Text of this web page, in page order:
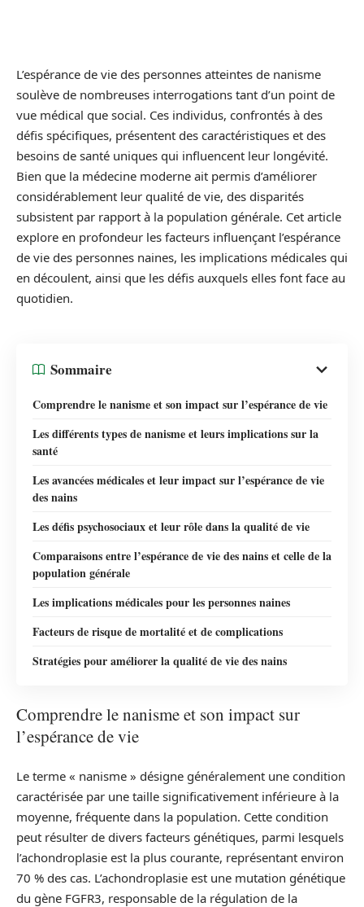
L’espérance de vie des personnes atteintes de nanisme
soulève de nombreuses interrogations tant d’un point de
vue médical que social. Ces individus, confrontés à des
défis spécifiques, présentent des caractéristiques et des
besoins de santé uniques qui influencent leur longévité.
Bien que la médecine moderne ait permis d’améliorer
considérablement leur qualité de vie, des disparités
subsistent par rapport à la population générale. Cet article
explore en profondeur les facteurs influençant l’espérance
de vie des personnes naines, les implications médicales qui
en découlent, ainsi que les défis auxquels elles font face au
quotidien.
Sommaire
Comprendre le nanisme et son impact sur l’espérance de vie
Les différents types de nanisme et leurs implications sur la
santé
Les avancées médicales et leur impact sur l’espérance de vie
des nains
Les défis psychosociaux et leur rôle dans la qualité de vie
Comparaisons entre l’espérance de vie des nains et celle de la
population générale
Les implications médicales pour les personnes naines
Facteurs de risque de mortalité et de complications
Stratégies pour améliorer la qualité de vie des nains
Comprendre le nanisme et son impact sur
l’espérance de vie
Le terme « nanisme » désigne généralement une condition
caractérisée par une taille significativement inférieure à la
moyenne, fréquente dans la population. Cette condition
peut résulter de divers facteurs génétiques, parmi lesquels
l’achondroplasie est la plus courante, représentant environ
70 % des cas. L’achondroplasie est une mutation génétique
du gène FGFR3, responsable de la régulation de la